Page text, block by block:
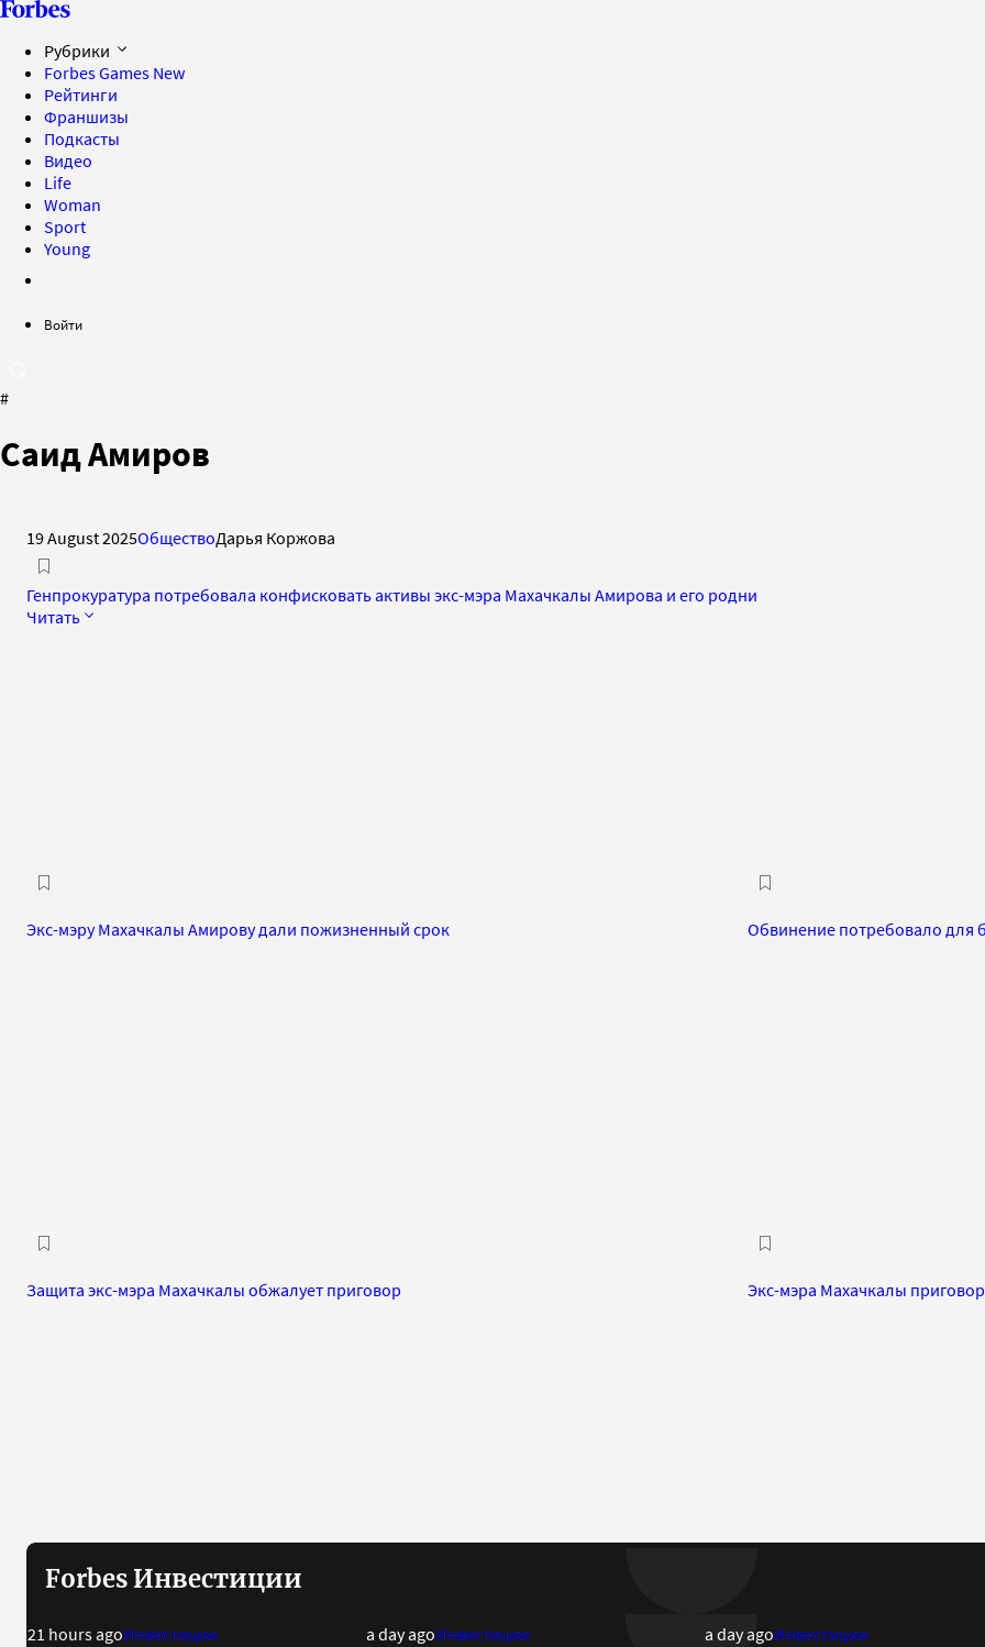
Рубрики
Forbes Games New
Рейтинги
Франшизы
Подкасты
Видео
Life
Woman
Sport
Young
Войти
#
Саид Амиров
19 August 2025ОбществоДарья Коржова
Генпрокуратура потребовала конфисковать активы экс-мэра Махачкалы Амирова и его родни
Читать
Экс-мэру Махачкалы Амирову дали пожизненный срок Обвинение потребовало для
Защита экс-мэра Махачкалы обжалует приговор Экс-мэра Махачкалы
Forbes Инвестиции
21 hours agoИнвестиции a day agoИнвестиции a day agoИнвестиции